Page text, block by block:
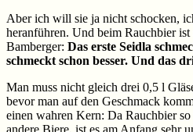
Aber ich will sie ja nicht schocken,
heranführen. Und beim Rauchbier
Bamberger: Das erste Seidla
schmeckt schon besser. Und das
Man muss nicht gleich drei 0,5 l
bevor man auf den Geschmack
einen wahren Kern: Da Rauchbier
andere Biere, ist es am Anfang sehr